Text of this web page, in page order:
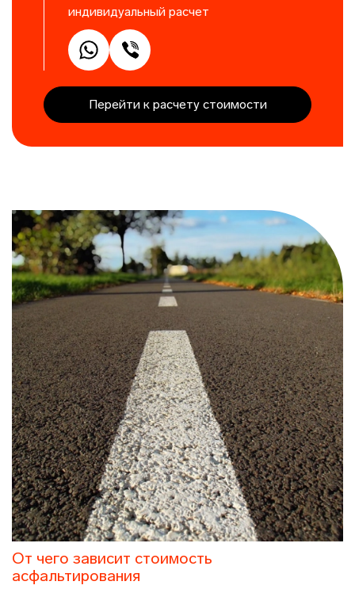
индивидуальный расчет
Перейти к расчету стоимости
От чего зависит стоимость
асфальтирования